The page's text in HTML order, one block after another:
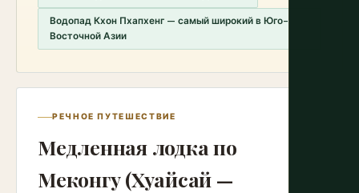
Водопад Кхон Пхапхенг — самый широкий в Юго-
Восточной Азии
РЕЧНОЕ ПУТЕШЕСТВИЕ
Медленная лодка по
Меконгу (Хуайсай —